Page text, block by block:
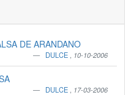
DE ARANDANO
DULCE 10-10-2006
DULCE 17-03-2006